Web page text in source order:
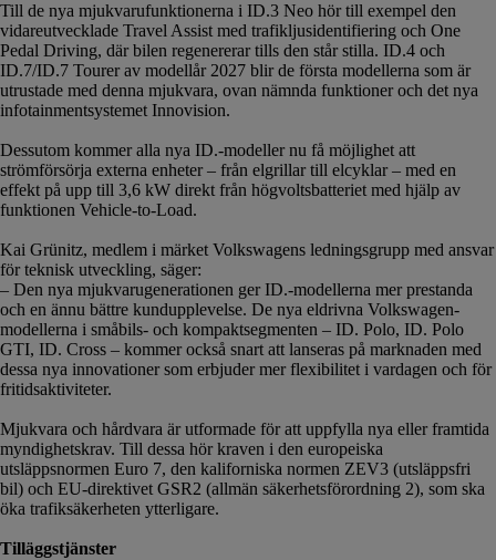
Till de nya mjukvarufunktionerna i ID.3 Neo hör till exempel den
vidareutvecklade Travel Assist med trafikljusidentifiering och One
Pedal Driving, där bilen regenererar tills den står stilla. ID.4 och
ID.7/ID.7 Tourer av modellår 2027 blir de första modellerna som är
utrustade med denna mjukvara, ovan nämnda funktioner och det nya
infotainmentsystemet Innovision.
Dessutom kommer alla nya ID.-modeller nu få möjlighet att
strömförsörja externa enheter – från elgrillar till elcyklar – med en
effekt på upp till 3,6 kW direkt från högvoltsbatteriet med hjälp av
funktionen Vehicle-to-Load.
Kai Grünitz, medlem i märket Volkswagens ledningsgrupp med ansvar
för teknisk utveckling, säger:
– Den nya mjukvarugenerationen ger ID.-modellerna mer prestanda
och en ännu bättre kundupplevelse. De nya eldrivna Volkswagen-
modellerna i småbils- och kompaktsegmenten – ID. Polo, ID. Polo
GTI, ID. Cross – kommer också snart att lanseras på marknaden med
dessa nya innovationer som erbjuder mer flexibilitet i vardagen och för
fritidsaktiviteter.
Mjukvara och hårdvara är utformade för att uppfylla nya eller framtida
myndighetskrav. Till dessa hör kraven i den europeiska
utsläppsnormen Euro 7, den kaliforniska normen ZEV3 (utsläppsfri
bil) och EU-direktivet GSR2 (allmän säkerhetsförordning 2), som ska
öka trafiksäkerheten ytterligare.
Tilläggstjänster